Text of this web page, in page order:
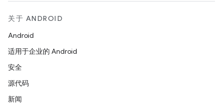
关于 ANDROID
Android
适用于企业的 Android
安全
源代码
新闻